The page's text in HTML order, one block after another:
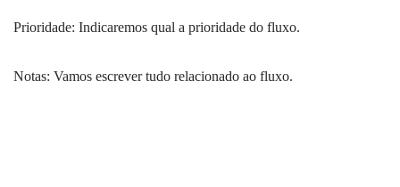
Prioridade: Indicaremos qual a prioridade do fluxo.
Notas: Vamos escrever tudo relacionado ao fluxo.